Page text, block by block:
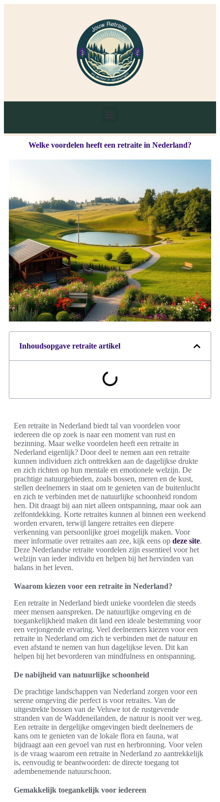
Welke voordelen heeft een retraite in Nederland?
Inhoudsopgave retraite artikel
Een retraite in Nederland biedt tal van voordelen voor
iedereen die op zoek is naar een moment van rust en
bezinning. Maar welke voordelen heeft een retraite in
Nederland eigenlijk? Door deel te nemen aan een retraite
kunnen individuen zich onttrekken aan de dagelijkse drukte
en zich richten op hun mentale en emotionele welzijn. De
prachtige natuurgebieden, zoals bossen, meren en de kust,
stellen deelnemers in staat om te genieten van de buitenlucht
en zich te verbinden met de natuurlijke schoonheid rondom
hen. Dit draagt bij aan niet alleen ontspanning, maar ook aan
zelfontdekking. Korte retraites kunnen al binnen een weekend
worden ervaren, terwijl langere retraites een diepere
verkenning van persoonlijke groei mogelijk maken. Voor
meer informatie over retraites aan zee, kijk eens op deze site.
Deze Nederlandse retraite voordelen zijn essentieel voor het
welzijn van ieder individu en helpen bij het hervinden van
balans in het leven.
Waarom kiezen voor een retraite in Nederland?
Een retraite in Nederland biedt unieke voordelen die steeds
meer mensen aanspreken. De natuurlijke omgeving en de
toegankelijkheid maken dit land een ideale bestemming voor
een verjongende ervaring. Veel deelnemers kiezen voor een
retraite in Nederland om zich te verbinden met de natuur en
even afstand te nemen van hun dagelijkse leven. Dit kan
helpen bij het bevorderen van mindfulness en ontspanning.
De nabijheid van natuurlijke schoonheid
De prachtige landschappen van Nederland zorgen voor een
serene omgeving die perfect is voor retraites. Van de
uitgestrekte bossen van de Veluwe tot de rustgevende
stranden van de Waddeneilanden, de natuur is nooit ver weg.
Een retraite in dergelijke omgevingen biedt deelnemers de
kans om te genieten van de lokale flora en fauna, wat
bijdraagt aan een gevoel van rust en herbronning. Voor velen
is de vraag waarom een retraite in Nederland zo aantrekkelijk
is, eenvoudig te beantwoorden: de directe toegang tot
adembenemende natuurschoon.
Gemakkelijk toegankelijk voor iedereen